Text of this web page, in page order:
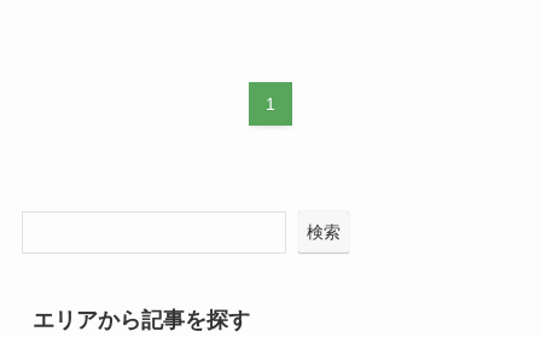
1
検索
エリアから記事を探す